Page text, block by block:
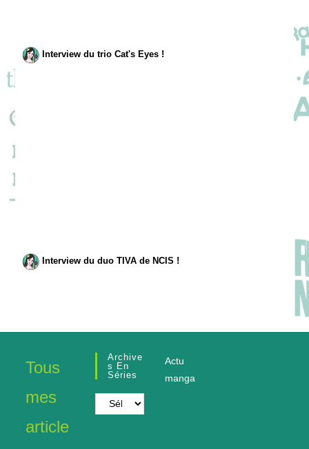
Interview du trio Cat's Eyes !
Interview du duo TIVA de NCIS !
Tous
mes
article
Archive
S En
Séries
Archives
en
Actu
manga